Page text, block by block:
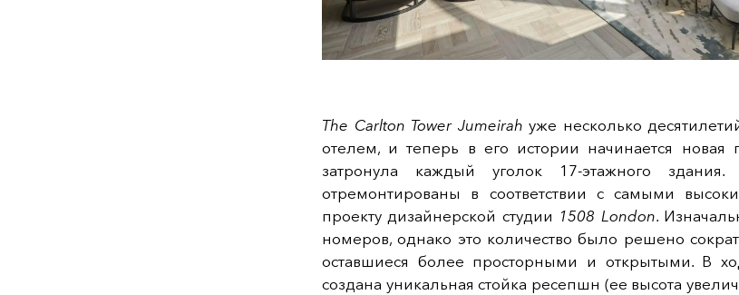
The Carlton Tower Jumeirah уже несколько
отелем, и теперь в его истории начинается новая
затронула каждый уголок 17-этажного
отремонтированы в соответствии с самыми
проекту дизайнерской студии 1508 London.
номеров, однако это количество было решено
оставшиеся более просторными и открытыми. В
создана уникальная стойка ресепшн (ее высота